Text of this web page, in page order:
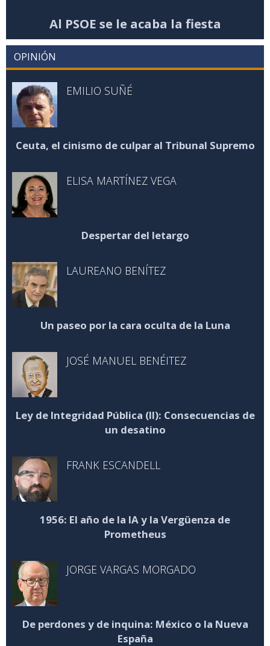
Al PSOE se le acaba la fiesta
OPINIÓN
EMILIO SUÑÉ
Ceuta, el cinismo de culpar al Tribunal Supremo
ELISA MARTÍNEZ VEGA
Despertar del letargo
LAUREANO BENÍTEZ
Un paseo por la cara oculta de la Luna
JOSÉ MANUEL BENÉITEZ
Ley de Integridad Pública (II): Consecuencias de
un desatino
FRANK ESCANDELL
1956: El año de la IA y la Vergüenza de
Prometheus
JORGE VARGAS MORGADO
De perdones y de inquina: México o la Nueva
España